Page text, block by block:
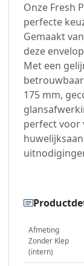
Onze Fresh
perfecte
Gemaakt
deze
Met een
175 mm,
perfect voor
Afmeting
Zonder Klep
(intern)